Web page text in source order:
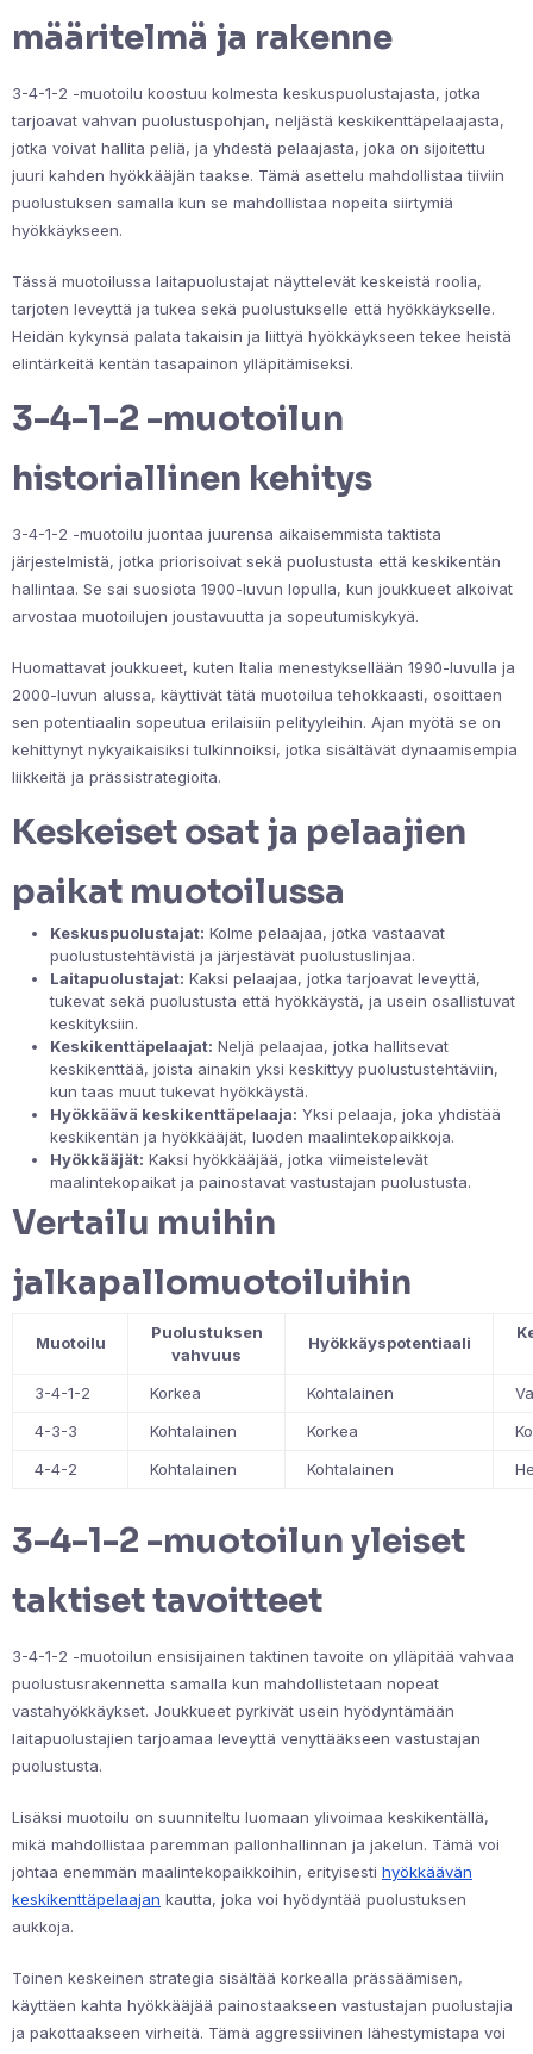
määritelmä ja rakenne
3-4-1-2 -muotoilu koostuu kolmesta keskuspuolustajasta, jotka
tarjoavat vahvan puolustuspohjan, neljästä keskikenttäpelaajasta,
jotka voivat hallita peliä, ja yhdestä pelaajasta, joka on sijoitettu
juuri kahden hyökkääjän taakse. Tämä asettelu mahdollistaa tiiviin
puolustuksen samalla kun se mahdollistaa nopeita siirtymiä
hyökkäykseen.
Tässä muotoilussa laitapuolustajat näyttelevät keskeistä roolia,
tarjoten leveyttä ja tukea sekä puolustukselle että hyökkäykselle.
Heidän kykynsä palata takaisin ja liittyä hyökkäykseen tekee heistä
elintärkeitä kentän tasapainon ylläpitämiseksi.
3-4-1-2 -muotoilun
historiallinen kehitys
3-4-1-2 -muotoilu juontaa juurensa aikaisemmista taktista
järjestelmistä, jotka priorisoivat sekä puolustusta että keskikentän
hallintaa. Se sai suosiota 1900-luvun lopulla, kun joukkueet alkoivat
arvostaa muotoilujen joustavuutta ja sopeutumiskykyä.
Huomattavat joukkueet, kuten Italia menestyksellään 1990-luvulla ja
2000-luvun alussa, käyttivät tätä muotoilua tehokkaasti, osoittaen
sen potentiaalin sopeutua erilaisiin pelityyleihin. Ajan myötä se on
kehittynyt nykyaikaisiksi tulkinnoiksi, jotka sisältävät dynaamisempia
liikkeitä ja prässistrategioita.
Keskeiset osat ja pelaajien
paikat muotoilussa
Keskuspuolustajat: Kolme pelaajaa, jotka vastaavat
puolustustehtävistä ja järjestävät puolustuslinjaa.
Laitapuolustajat: Kaksi pelaajaa, jotka tarjoavat leveyttä,
tukevat sekä puolustusta että hyökkäystä, ja usein osallistuvat
keskityksiin.
Keskikenttäpelaajat: Neljä pelaajaa, jotka hallitsevat
keskikenttää, joista ainakin yksi keskittyy puolustustehtäviin,
kun taas muut tukevat hyökkäystä.
Hyökkäävä keskikenttäpelaaja: Yksi pelaaja, joka yhdistää
keskikentän ja hyökkääjät, luoden maalintekopaikkoja.
Hyökkääjät: Kaksi hyökkääjää, jotka viimeistelevät
maalintekopaikat ja painostavat vastustajan puolustusta.
Vertailu muihin
jalkapallomuotoiluihin
Muotoilu
Puolustuksen
vahvuus
Hyökkäyspotentiaali
3-4-1-2 Korkea Kohtalainen
4-3-3
Kohtalainen Korkea
4-4-2
Kohtalainen Kohtalainen
3-4-1-2 -muotoilun yleiset
taktiset tavoitteet
3-4-1-2 -muotoilun ensisijainen taktinen tavoite on ylläpitää vahvaa
puolustusrakennetta samalla kun mahdollistetaan nopeat
vastahyökkäykset. Joukkueet pyrkivät usein hyödyntämään
laitapuolustajien tarjoamaa leveyttä venyttääkseen vastustajan
puolustusta.
Lisäksi muotoilu on suunniteltu luomaan ylivoimaa keskikentällä,
mikä mahdollistaa paremman pallonhallinnan ja jakelun. Tämä voi
johtaa enemmän maalintekopaikkoihin, erityisesti hyökkäävän
keskikenttäpelaajan kautta, joka voi hyödyntää puolustuksen
aukkoja.
Toinen keskeinen strategia sisältää korkealla prässäämisen,
käyttäen kahta hyökkääjää painostaakseen vastustajan puolustajia
ja pakottaakseen virheitä. Tämä aggressiivinen lähestymistapa voi